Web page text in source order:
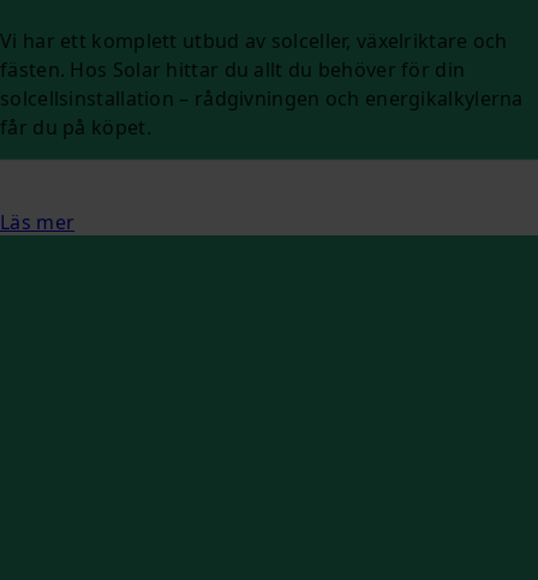
Vi har ett komplett utbud av solceller, växelriktare och
fästen. Hos Solar hittar du allt du behöver för din
solcellsinstallation – rådgivningen och energikalkylerna
får du på köpet.
Läs mer